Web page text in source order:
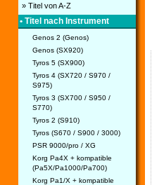
» Titel von A-Z
• Titel nach Instrument
Genos 2 (Genos)
Genos (SX920)
Tyros 5 (SX900)
Tyros 4 (SX720 / S970 /
S975)
Tyros 3 (SX700 / S950 /
S770)
Tyros 2 (S910)
Tyros (S670 / S900 / 3000)
PSR 9000/pro / XG
Korg Pa4X + kompatible
(Pa5X/Pa1000/Pa700)
Korg Pa1/X + kompatible